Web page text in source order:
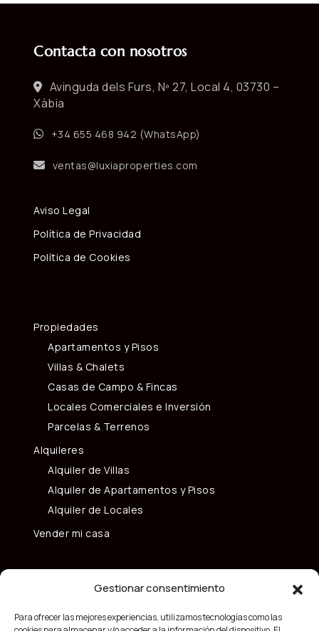
Gestionar consentimiento
Para ofrecer las mejores experiencias, utilizamos tecnologías como las
Contacta con nosotros
Avinguda dels Furs, Nº 27, Local 4, 03730 –
Xàbia
+34 655 468 942 (WhatsApp)
ventas@luxiaproperties.com
Aviso Legal
Política de Privacidad
Política de Cookies
Propiedades
Apartamentos y Pisos
Villas & Chalets
Casas de Campo & Fincas
Locales Comerciales e Inversión
Parcelas & Terrenos
Alquileres
Alquiler de Villas
Alquiler de Apartamentos y Pisos
Alquiler de Locales
Vender mi casa